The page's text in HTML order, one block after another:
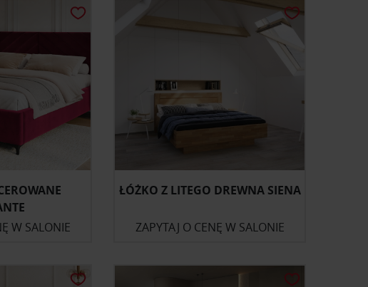
W SALONIE
ŁÓŻKO Z LITEGO DREWNA SIENA
ZAPYTAJ O CENĘ W SALONIE